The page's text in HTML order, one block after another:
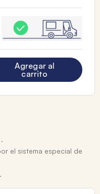
Agregar al
carrito
el sistema especial de